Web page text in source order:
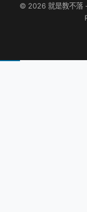
© 2026 就是教不落